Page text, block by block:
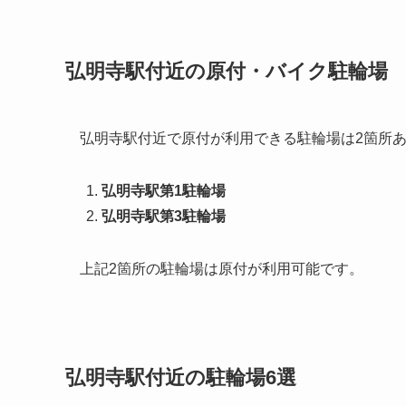
弘明寺駅付近の原付・バイク駐輪場
弘明寺駅付近で原付が利用できる駐輪場は2箇所あ
弘明寺駅第1駐輪場
弘明寺駅第3駐輪場
上記2箇所の駐輪場は原付が利用可能です。
弘明寺駅付近の駐輪場6選